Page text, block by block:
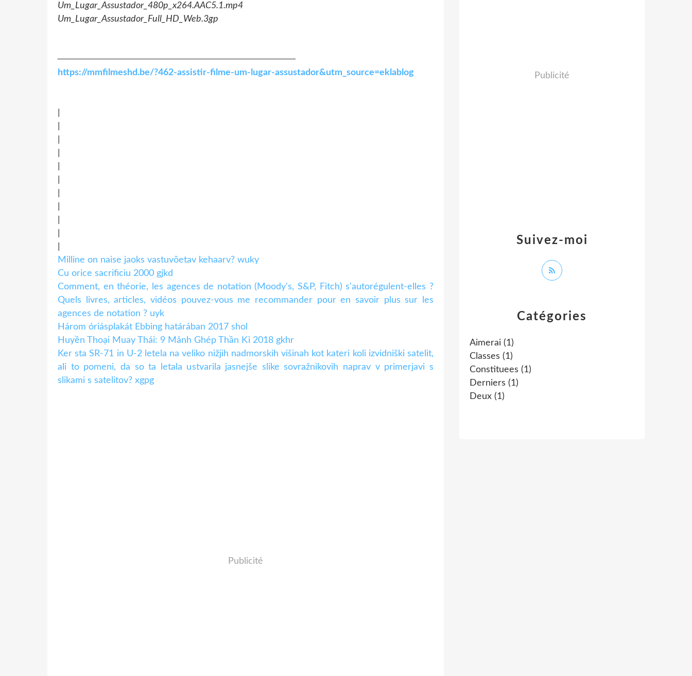
Um_Lugar_Assustador_480p_x264.AAC5.1.mp4
Um_Lugar_Assustador_Full_HD_Web.3gp
─────────────────────────────────
https://mmfilmeshd.be/?462-assistir-filme-um-lugar-assustador&utm_source=eklablog
Milline on naise jaoks vastuvõetav kehaarv? wuky
Cu orice sacrificiu 2000 gjkd
Comment, en théorie, les agences de notation (Moody's, S&P, Fitch) s'autorégulent-elles ?
Quels livres, articles, vidéos pouvez-vous me recommander pour en savoir plus sur les
agences de notation ? uyk
Három óriásplakát Ebbing határában 2017 shol
Huyền Thoại Muay Thái: 9 Mảnh Ghép Thần Kì 2018 gkhr
Ker sta SR-71 in U-2 letela na veliko nižjih nadmorskih višinah kot kateri koli izvidniški satelit,
ali to pomeni, da so ta letala ustvarila jasnejše slike sovražnikovih naprav v primerjavi s
slikami s satelitov? xgpg
Publicité
Catégories
Aimerai (1)
Classes (1)
Constituees (1)
Derniers (1)
Deux (1)
Suivez-moi
Publicité